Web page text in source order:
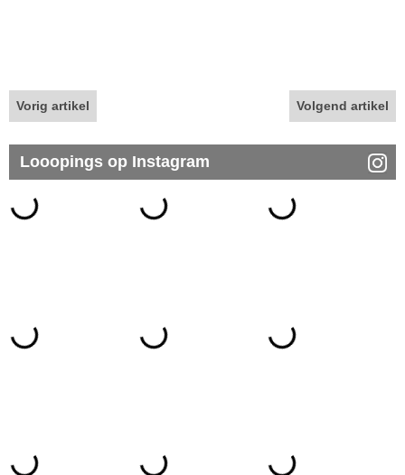
Vorig artikel Volgend artikel
Looopings op Instagram